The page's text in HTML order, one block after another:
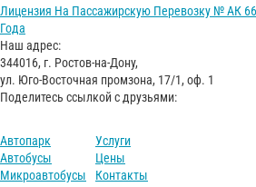
Лицензия На Пассажирскую Перевозку № АК
Года
Наш адрес:
344016, г. Ростов-на-Дону,
ул. Юго-Восточная промзона, 17/1, оф. 1
Поделитесь ссылкой с друзьями:
Автопарк
Автобусы
Микроавтобусы
Услуги
Цены
Контакты